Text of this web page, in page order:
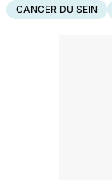
CANCER DU SEIN